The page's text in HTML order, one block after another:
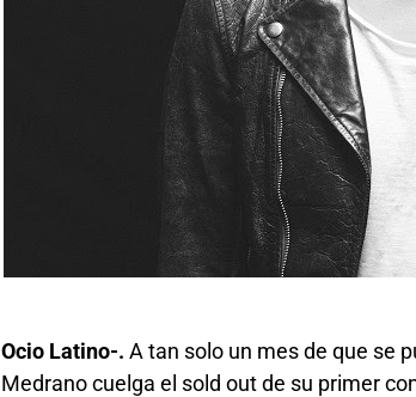
Ocio Latino-. A tan solo un mes de que se
Medrano cuelga el sold out de su primer